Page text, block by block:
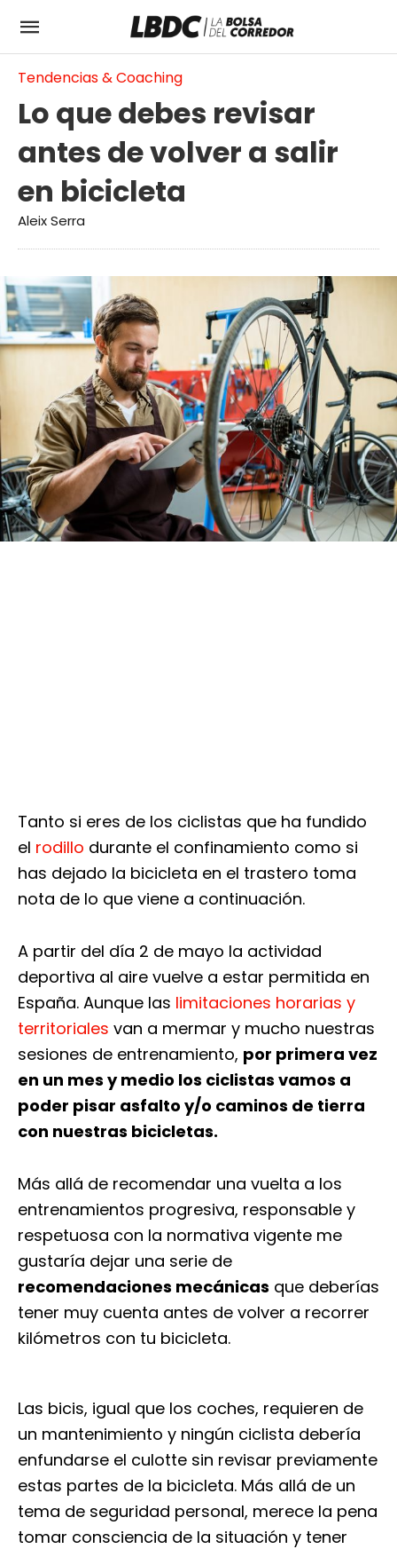
Tendencias & Coaching
Lo que debes revisar
antes de volver a salir
en bicicleta
Aleix Serra
Tanto si eres de los ciclistas que ha fundido
el rodillo durante el confinamiento como si
has dejado la bicicleta en el trastero toma
nota de lo que viene a continuación.
A partir del día 2 de mayo la actividad
deportiva al aire vuelve a estar permitida en
España. Aunque las limitaciones horarias y
territoriales van a mermar y mucho nuestras
sesiones de entrenamiento, por primera vez
en un mes y medio los ciclistas vamos a
poder pisar asfalto y/o caminos de tierra
con nuestras bicicletas.
Más allá de recomendar una vuelta a los
entrenamientos progresiva, responsable y
respetuosa con la normativa vigente me
gustaría dejar una serie de
recomendaciones mecánicas que deberías
tener muy cuenta antes de volver a recorrer
kilómetros con tu bicicleta.
Las bicis, igual que los coches, requieren de
un mantenimiento y ningún ciclista debería
enfundarse el culotte sin revisar previamente
estas partes de la bicicleta. Más allá de un
tema de seguridad personal, merece la pena
tomar consciencia de la situación y tener